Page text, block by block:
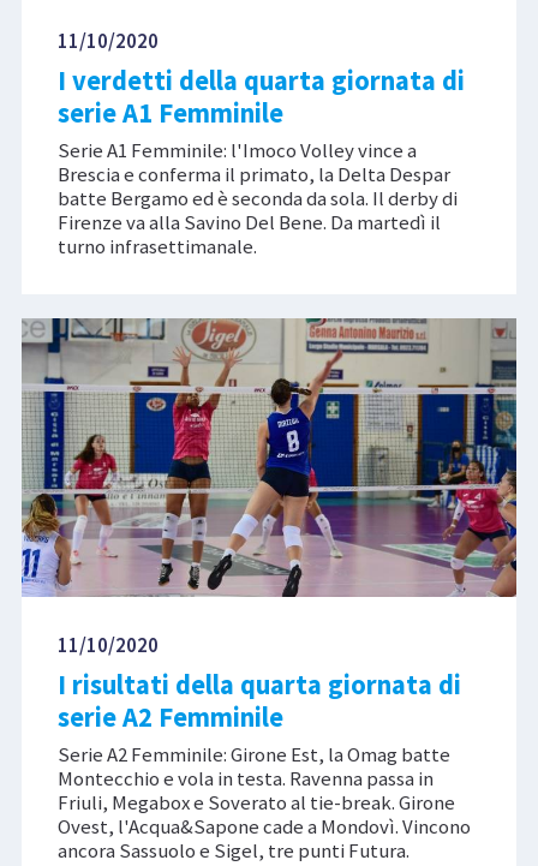
11/10/2020
I verdetti della quarta giornata di
serie A1 Femminile
Serie A1 Femminile: l'Imoco Volley vince a
Brescia e conferma il primato, la Delta Despar
batte Bergamo ed è seconda da sola. Il derby di
Firenze va alla Savino Del Bene. Da martedì il
turno infrasettimanale.
11/10/2020
I risultati della quarta giornata di
serie A2 Femminile
Serie A2 Femminile: Girone Est, la Omag batte
Montecchio e vola in testa. Ravenna passa in
Friuli, Megabox e Soverato al tie-break. Girone
Ovest, l'Acqua&Sapone cade a Mondovì. Vincono
ancora Sassuolo e Sigel, tre punti Futura.